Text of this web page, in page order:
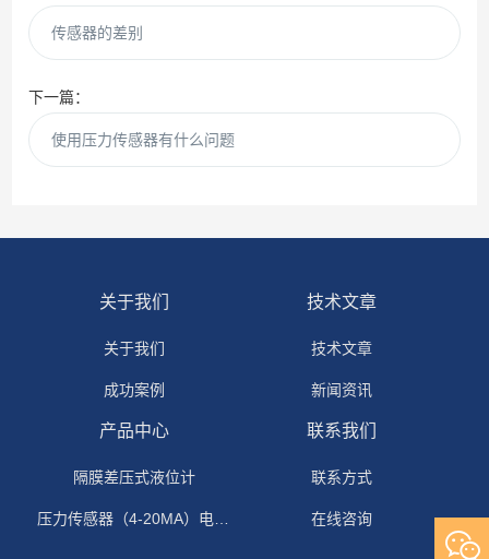
传感器的差别
下一篇：
使用压力传感器有什么问题
关于我们
关于我们
成功案例
技术文章
技术文章
新闻资讯
产品中心
隔膜差压式液位计
压力传感器（4-20MA）电流输出
联系我们
联系方式
在线咨询